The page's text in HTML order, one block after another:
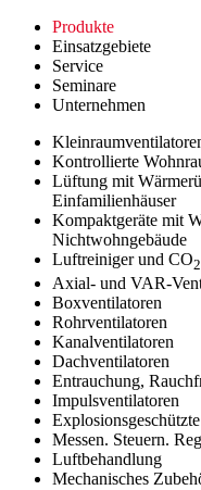
Produkte
Einsatzgebiete
Service
Seminare
Unternehmen
Kontrollierte
Lüftung mit
Einfamilienhäuser
Kompaktgeräte mit
Nichtwohngebäude
Luftreiniger und CO2
Axial- und VAR-
Boxventilatoren
Rohrventilatoren
Kanalventilatoren
Dachventilatoren
Entrauchung,
Impulsventilatoren
Messen. Steuern.
Luftbehandlung
Mechanisches